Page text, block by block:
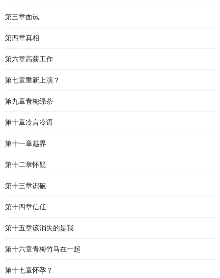
第三章面试
第四章真相
第六章高薪工作
第七章重新上演？
第九章青梅绿茶
第十章冷言冷语
第十一章越界
第十二章怀疑
第十三章识破
第十四章信任
第十五章该消失的是我
第十六章青梅竹马在一起
第十七章怀孕？